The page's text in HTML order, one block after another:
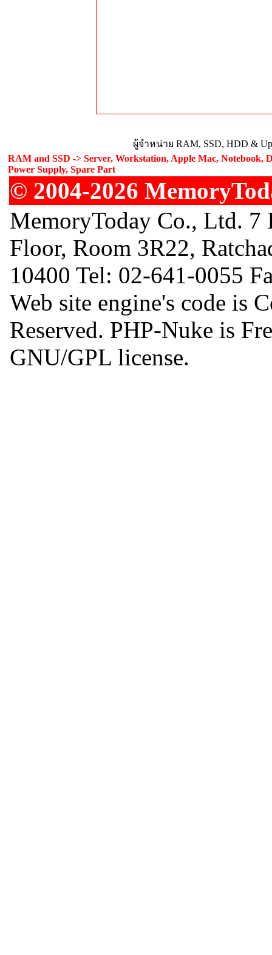
ผู้จำหน่าย RAM, SSD, HDD &
RAM and SSD -> Server, Workstation, Apple Mac, Notebook,
Power Supply, Spare Part
© 2004-2026
MemoryToday Co., Ltd.
Floor, Room 3R22,
10400 Tel: 02-641-0055
Web site engine's code is
Reserved. PHP-Nuke is
GNU/GPL license.